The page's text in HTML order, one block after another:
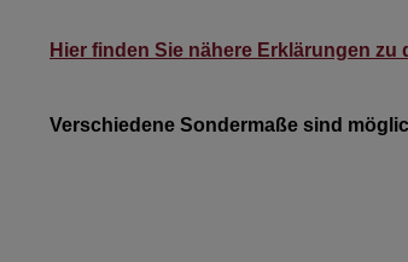
Hier finden Sie nähere Erklärungen zu
Verschiedene Sondermaße sind